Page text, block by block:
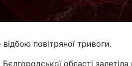
повітряної тривоги.
області